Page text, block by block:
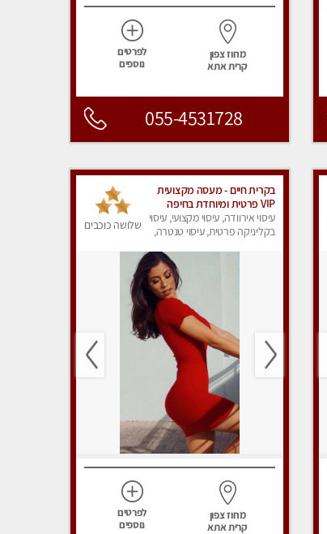
מחוז צפון
קרית אתא
לפרטים
נוספים
055-4531728
בקרית חיים - מעסה מקצועית
VIP פרטית ומיוחדת בחיפה
מומלץ מאוד !!!
עיסוי אירוודה, עיסוי מקצועי, עיסוי
בקליניקה פרטית, עיסוי טנטרה,
שלושה כוכבים
מחוז צפון
קרית אתא
לפרטים
נוספים